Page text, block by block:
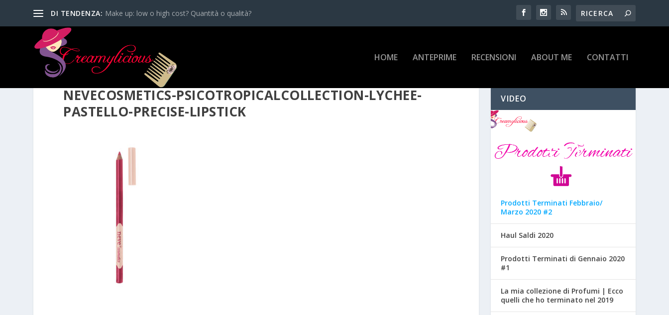
DI TENDENZA: Make up: low o high cost? Quantità o qualità?
HOME ANTEPRIME RECENSIONI ABOUT ME CONTATTI
NEVECOSMETICS-PSICOTROPICALCOLLECTION-LYCHEE-
PASTELLO-PRECISE-LIPSTICK
VIDEO
Prodotti Terminati Febbraio/
Marzo 2020 #2
Haul Saldi 2020
Prodotti Terminati di Gennaio 2020
#1
La mia collezione di Profumi | Ecco
quelli che ho terminato nel 2019